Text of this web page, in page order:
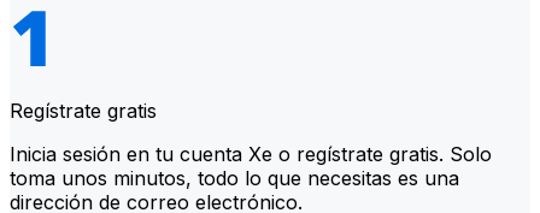
Regístrate gratis
Inicia sesión en tu cuenta Xe o regístrate gratis. Solo
toma unos minutos, todo lo que necesitas es una
dirección de correo electrónico.